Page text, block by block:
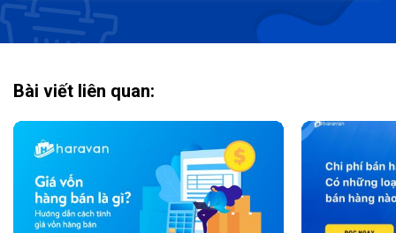
Bài viết liên quan: